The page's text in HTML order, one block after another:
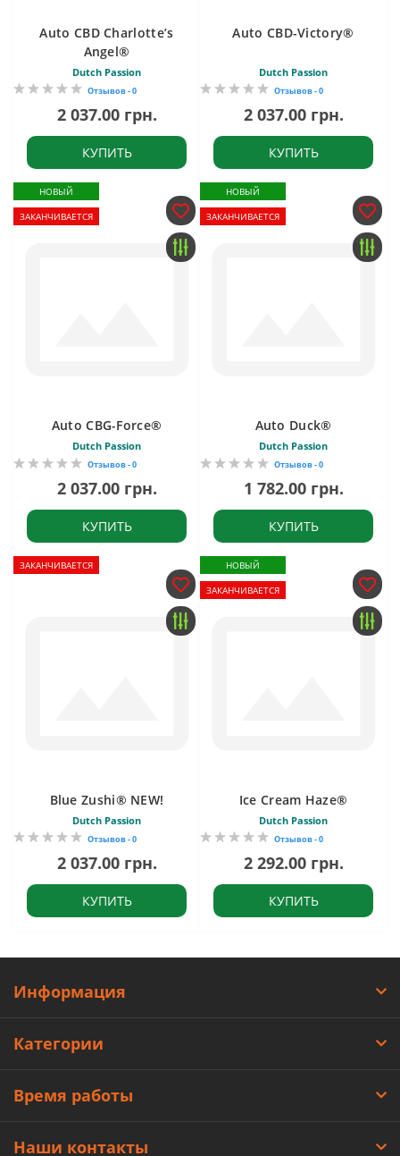
Auto CBD Charlotte’s
Angel®
Dutch Passion
Отзывов - 0
2 037.00 грн.
КУПИТЬ
Auto CBD-Victory®
Dutch Passion
Отзывов - 0
2 037.00 грн.
КУПИТЬ
НОВЫЙ
ЗАКАНЧИВАЕТСЯ
Auto CBG-Force®
Dutch Passion
Отзывов - 0
2 037.00 грн.
КУПИТЬ
НОВЫЙ
ЗАКАНЧИВАЕТСЯ
Auto Duck®
Dutch Passion
Отзывов - 0
1 782.00 грн.
КУПИТЬ
ЗАКАНЧИВАЕТСЯ
Blue Zushi® NEW!
Dutch Passion
Отзывов - 0
2 037.00 грн.
КУПИТЬ
НОВЫЙ
ЗАКАНЧИВАЕТСЯ
Ice Cream Haze®
Dutch Passion
Отзывов - 0
2 292.00 грн.
КУПИТЬ
Информация
Категории
Время работы
Наши контакты